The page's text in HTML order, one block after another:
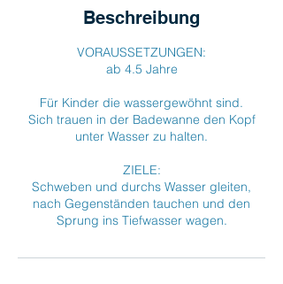
t
a
:
1
S
e
p
.
Beschreibung
VORAUSSETZUNGEN:
ab 4.5 Jahre
Für Kinder die wassergewöhnt sind.
Sich trauen in der Badewanne den Kopf
unter Wasser zu halten.
ZIELE:
Schweben und durchs Wasser gleiten,
nach Gegenständen tauchen und den
Sprung ins Tiefwasser wagen.